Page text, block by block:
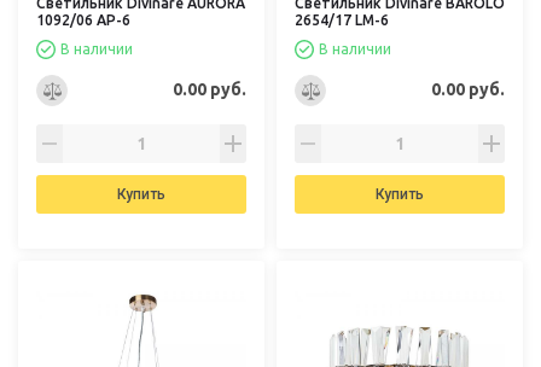
1092/06 AP-6
В наличии
0.00 руб.
Купить
2654/17 LM-6
В наличии
0.00 руб.
Купить